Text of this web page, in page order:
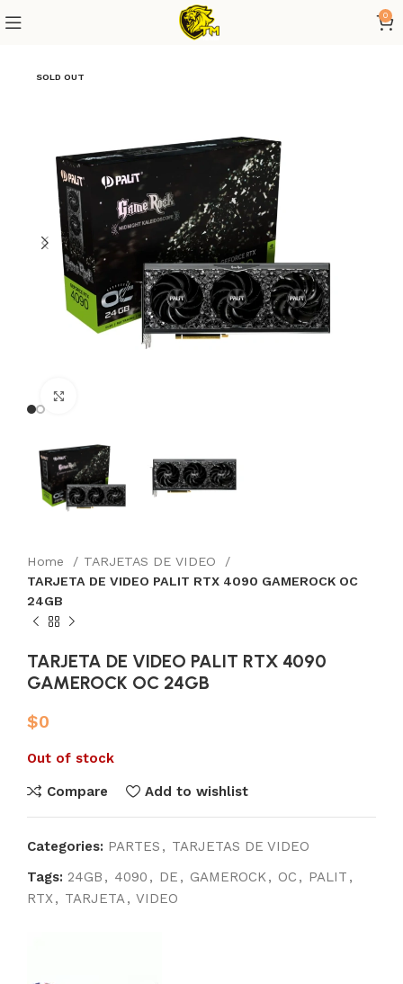
0
SOLD OUT
Home
TARJETAS DE VIDEO
TARJETA DE VIDEO PALIT RTX 4090 GAMEROCK OC
24GB
TARJETA DE VIDEO PALIT RTX 4090
GAMEROCK OC 24GB
$0
Out of stock
Compare Add to wishlist
Categories: PARTES , TARJETAS DE VIDEO
Tags: 24GB , 4090 , DE , GAMEROCK, OC , PALIT ,
RTX, TARJETA, VIDEO